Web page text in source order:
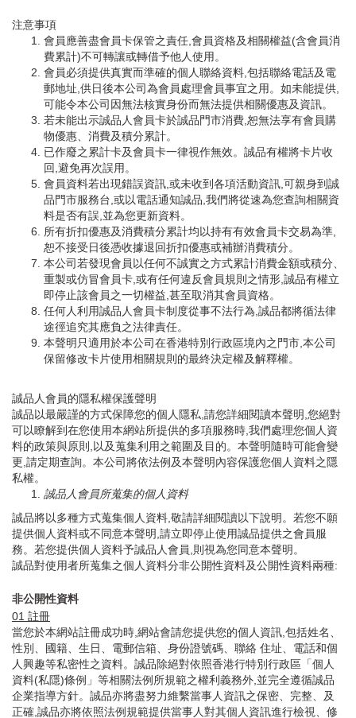
注意事項
會員應善盡會員卡保管之責任,會員資格及相關權益(含會員消
費累計)不可轉讓或轉借予他人使用。
會員必須提供真實而準確的個人聯絡資料,包括聯絡電話及電
郵地址,供日後本公司為會員處理會員事宜之用。如未能提供,
可能令本公司因無法核實身份而無法提供相關優惠及資訊。
若未能出示誠品人會員卡於誠品門市消費,恕無法享有會員購
物優惠、消費及積分累計。
已作廢之累計卡及會員卡一律視作無效。誠品有權將卡片收
回,避免再次誤用。
會員資料若出現錯誤資訊,或未收到各項活動資訊,可親身到誠
品門市服務台,或以電話通知誠品,我們將從速為您查詢相關資
料是否有誤,並為您更新資料。
所有折扣優惠及消費積分累計均以持有有效會員卡交易為準,
恕不接受日後憑收據退回折扣優惠或補辦消費積分。
本公司若發現會員以任何不誠實之方式累計消費金額或積分、
重製或仿冒會員卡,或有任何違反會員規則之情形,誠品有權立
即停止該會員之一切權益,甚至取消其會員資格。
任何人利用誠品人會員卡制度從事不法行為,誠品都將循法律
途徑追究其應負之法律責任。
本聲明只適用於本公司在香港特別行政區境內之門市,本公司
保留修改卡片使用相關規則的最終決定權及解釋權。
誠品人會員的隱私權保護聲明
誠品以最嚴謹的方式保障您的個人隱私,請您詳細閱讀本聲明,您絕對
可以瞭解到在您使用本網站所提供的多項服務時,我們處理您個人資
料的政策與原則,以及蒐集利用之範圍及目的。本聲明隨時可能會變
更,請定期查詢。本公司將依法例及本聲明內容保護您個人資料之隱
私權。
誠品人會員所蒐集的個人資料
誠品將以多種方式蒐集個人資料,敬請詳細閱讀以下說明。若您不願
提供個人資料或不同意本聲明,請立即停止使用誠品提供之會員服
務。若您提供個人資料予誠品人會員,則視為您同意本聲明。
誠品對使用者所蒐集之個人資料分非公開性資料及公開性資料兩種:
非公開性資料
01 註冊
當您於本網站註冊成功時,網站會請您提供您的個人資訊,包括姓名、
性別、國籍、生日、電郵信箱、身份證號碼、聯絡 住址、電話和個
人興趣等私密性之資料。誠品除絕對依照香港行特別行政區「個人
資料(私隱)條例」等相關法例所規範之權利義務外,並完全遵循誠品
企業指導方針。誠品亦將盡努力維繫當事人資訊之保密、完整、及
正確,誠品亦將依照法例規範提供當事人對其個人資訊進行檢視、修